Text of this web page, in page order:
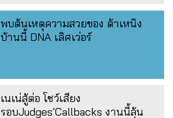
พบต้นเหตุความสวยของ ต้าเหนิง
บ้านนี้ DNA เลิศเว่อร์
เนเน่สู้ต่อ โชว์เสียง
รอบJudges’Callbacks งานนี้ลุ้น